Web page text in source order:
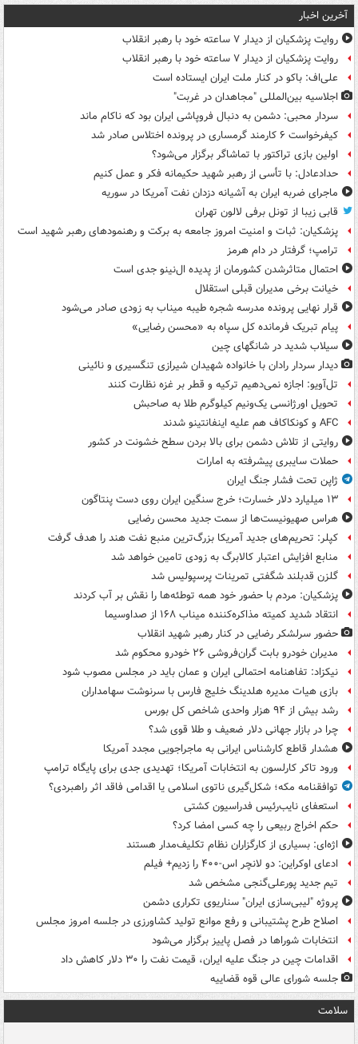
آخرین اخبار
روایت پزشکیان از دیدار ۷ ساعته خود با رهبر انقلاب
روایت پزشکیان از دیدار ۷ ساعته خود با رهبر انقلاب
علی‌اف: باکو در کنار ملت ایران ایستاده است
اجلاسیه بین‌المللی "مجاهدان در غربت"
سردار محبی: دشمن به دنبال فروپاشی ایران بود که ناکام ماند
کیفرخواست ۶ کارمند گرمساری در پرونده اختلاس صادر شد
اولین بازی تراکتور با تماشاگر برگزار می‌شود؟
حدادعادل: با تأسی از رهبر شهید حکیمانه فکر و عمل کنیم
ماجرای ضربه ایران به آشیانه دزدان نفت آمریکا در سوریه
قابی زیبا از تونل برفی لالون تهران
پزشکیان: ثبات و امنیت امروز جامعه به برکت و رهنمودهای رهبر شهید است
ترامپ؛ گرفتار در دام هرمز
احتمال متاثرشدن کشورمان از پدیده ال‌نینو جدی است
خیانت برخی مدیران قبلی استقلال
قرار نهایی پرونده مدرسه شجره طیبه میناب به زودی صادر می‌شود
پیام تبریک فرمانده کل سپاه به «محسن رضایی»
سیلاب شدید در شانگهای چین
دیدار سردار رادان با خانواده‌ شهیدان شیرازی تنگسیری و نائینی
تل‌آویو: اجازه نمی‌دهیم ترکیه و قطر بر غزه نظارت کنند
تحویل اورژانسی یک‌ونیم کیلوگرم طلا به صاحبش
AFC و کونکاکاف هم علیه اینفانتینو شدند
روایتی از تلاش دشمن برای بالا بردن سطح خشونت در کشور
حملات سایبری پیشرفته به امارات
ژاپن تحت فشار جنگ ایران
۱۳ میلیارد دلار خسارت؛ خرج سنگین ایران روی دست پنتاگون
هراس صهیونیست‌ها از سمت جدید محسن رضایی
کپلر: تحریم‌های جدید آمریکا بزرگ‌ترین منبع نفت هند را هدف گرفت
منابع افزایش اعتبار کالابرگ به زودی تامین خواهد شد
گلزن قدبلند شگفتی تمرینات پرسپولیس شد
پزشکیان: مردم با حضور خود همه توطئه‌ها را نقش بر آب کردند
انتقاد شدید کمیته مذاکره‌کننده میناب ۱۶۸ از صداوسیما
حضور سرلشکر رضایی در کنار رهبر شهید انقلاب
مدیران خودرو بابت گران‌فروشی ۲۶ خودرو محکوم شد
نیکزاد: تفاهنامه احتمالی ایران و عمان باید در مجلس مصوب شود
بازی هیات مدیره هلدینگ خلیج فارس با سرنوشت سهامداران
رشد بیش از ۹۴ هزار واحدی شاخص کل بورس
چرا در بازار جهانی دلار ضعیف و طلا قوی شد؟
هشدار قاطع کارشناس ایرانی به ماجراجویی مجدد آمریکا
ورود تاکر کارلسون به انتخابات آمریکا؛ تهدیدی جدی برای پایگاه ترامپ
توافقنامه مکه؛ شکل‌گیری ناتوی اسلامی یا اقدامی فاقد اثر راهبردی؟
استعفای نایب‌رئیس فدراسیون کشتی
حکم اخراج ربیعی را چه کسی امضا کرد؟
اژه‌ای: بسیاری از کارگزاران نظام تکلیف‌مدار هستند
ادعای اوکراین: دو لانچر اس-۴۰۰ را زدیم+ فیلم
تیم جدید پورعلی‌گنجی مشخص شد
پروژه "لیبی‌سازی ایران" سناریوی تکراری دشمن
اصلاح طرح پشتیبانی و رفع موانع تولید کشاورزی در جلسه امروز مجلس
انتخابات شوراها در فصل پاییز برگزار می‌شود
اقدامات چین در جنگ علیه ایران، قیمت نفت را ۳۰ دلار کاهش داد
جلسه شورای عالی قوه قضاییه
سلامت